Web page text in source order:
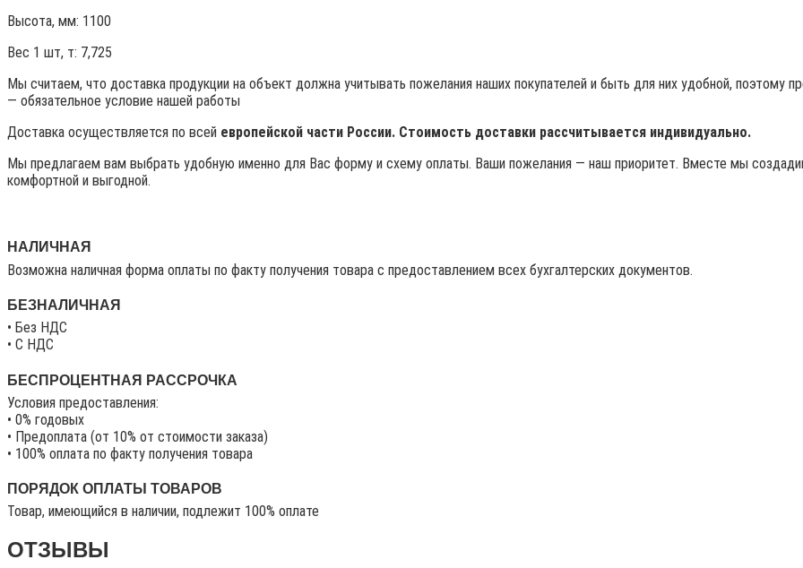
Высота, мм: 1100
Вес 1 шт, т: 7,725
Мы считаем, что доставка продукции на объект должна учитывать пожелания наших покупателей и быть для них удобной, поэтому
— обязательное условие нашей работы
Доставка осуществляется по всей европейской части России. Стоимость доставки рассчитывается индивидуально.
Мы предлагаем вам выбрать удобную именно для Вас форму и схему оплаты. Ваши пожелания — наш приоритет. Вместе мы
комфортной и выгодной.
НАЛИЧНАЯ
Возможна наличная форма оплаты по факту получения товара с предоставлением всех бухгалтерских документов.
БЕЗНАЛИЧНАЯ
• Без НДС
• C НДС
БЕСПРОЦЕНТНАЯ РАССРОЧКА
Условия предоставления:
• 0% годовых
• Предоплата (от 10% от стоимости заказа)
• 100% оплата по факту получения товара
ПОРЯДОК ОПЛАТЫ ТОВАРОВ
Товар, имеющийся в наличии, подлежит 100% оплате
ОТЗЫВЫ